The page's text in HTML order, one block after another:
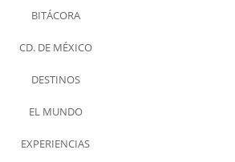
BITÁCORA
CD. DE MÉXICO
DESTINOS
EL MUNDO
EXPERIENCIAS